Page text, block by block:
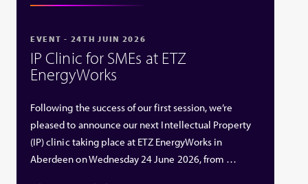
EVENT - 24TH JUIN 2026
IP Clinic for SMEs at ETZ
EnergyWorks
Following the success of our first session, we’re
pleased to announce our next Intellectual Property
(IP) clinic taking place at ETZ EnergyWorks in
Aberdeen on Wednesday 24 June 2026, from …